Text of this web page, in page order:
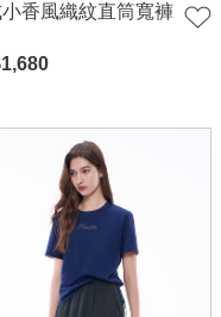
香風織紋直筒寬褲
1,680